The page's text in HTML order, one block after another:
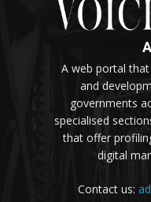
A web portal
and
governments
specialised
that offer
digital
Contact us: